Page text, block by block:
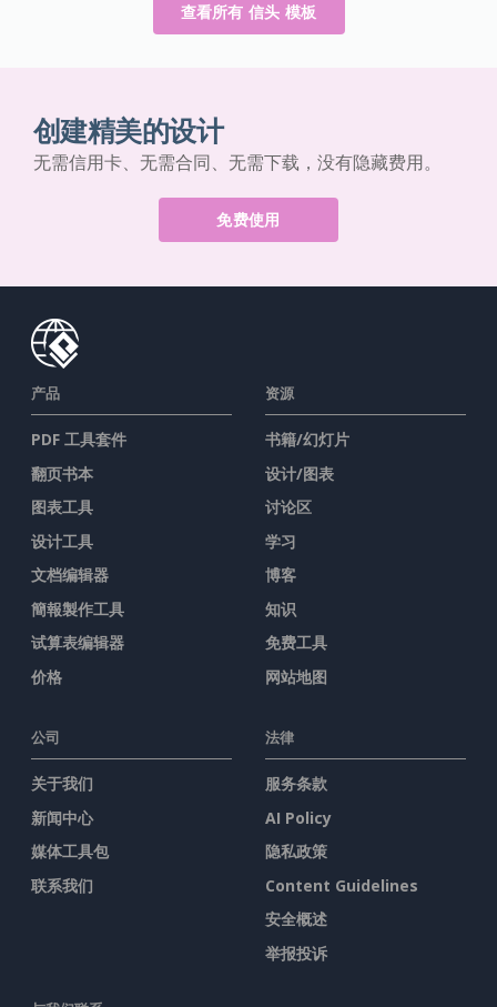
查看所有 信头 模板
创建精美的设计
无需信用卡、无需合同、无需下载，没有隐藏费用。
免费使用
产品
PDF 工具套件
翻页书本
图表工具
设计工具
文档编辑器
簡報製作工具
试算表编辑器
价格
资源
书籍/幻灯片
设计/图表
讨论区
学习
博客
知识
免费工具
网站地图
公司
关于我们
新闻中心
媒体工具包
联系我们
法律
服务条款
AI Policy
隐私政策
Content Guidelines
安全概述
举报投诉